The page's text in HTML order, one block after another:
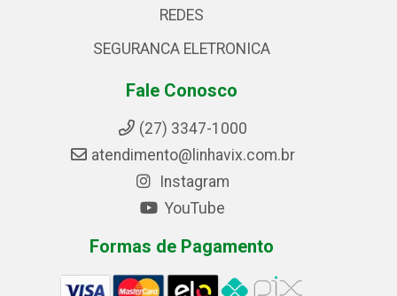
REDES
SEGURANCA ELETRONICA
Fale Conosco
(27) 3347-1000
atendimento@linhavix.com.br
Instagram
YouTube
Formas de Pagamento